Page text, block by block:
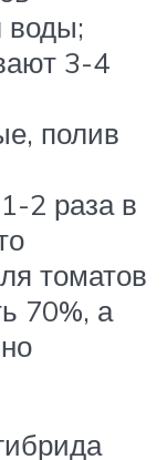
воды;
3-4
полив
2 раза в
томатов
70%, а